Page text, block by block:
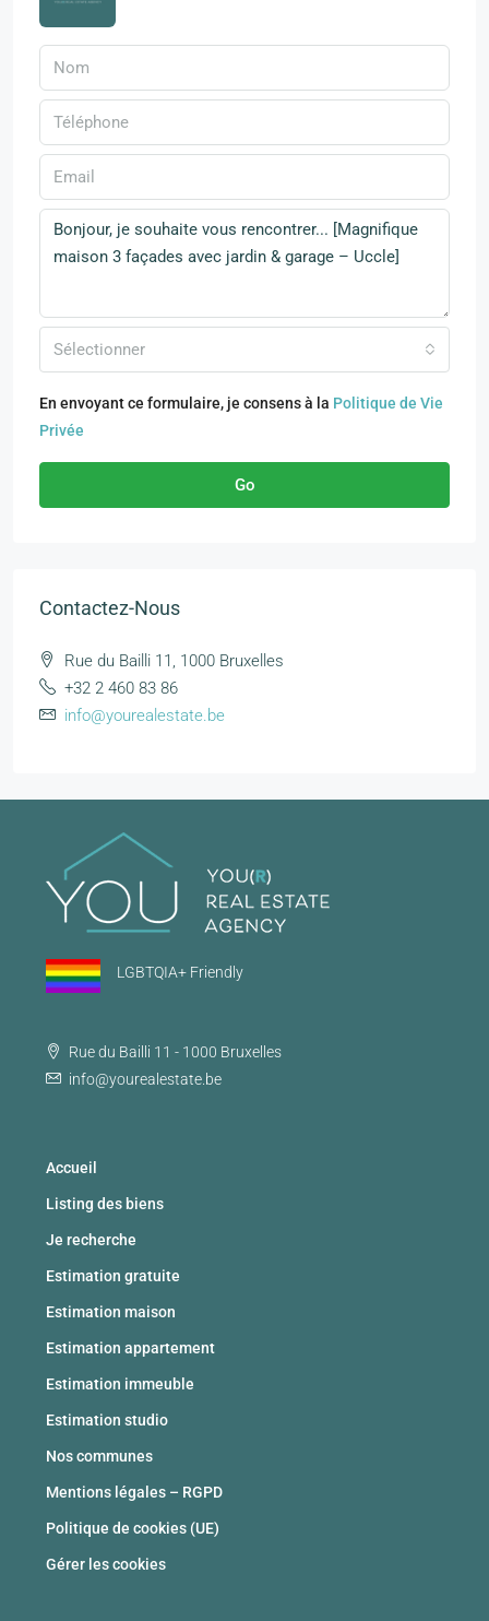
Sélectionner
En envoyant ce formulaire, je consens à la Politique de Vie
Privée
Go
Contactez-Nous
Rue du Bailli 11, 1000 Bruxelles
+32 2 460 83 86
info@yourealestate.be
LGBTQIA+ Friendly
Rue du Bailli 11 - 1000 Bruxelles
info@yourealestate.be
Accueil
Listing des biens
Je recherche
Estimation gratuite
Estimation maison
Estimation appartement
Estimation immeuble
Estimation studio
Nos communes
Mentions légales – RGPD
Politique de cookies (UE)
Gérer les cookies